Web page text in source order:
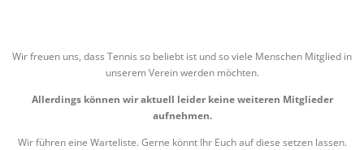
Wir freuen uns, dass Tennis so beliebt ist und so viele Menschen Mitglied in
unserem Verein werden möchten.
Allerdings können wir aktuell leider keine weiteren Mitglieder
aufnehmen.
Wir führen eine Warteliste. Gerne könnt Ihr Euch auf diese setzen lassen.